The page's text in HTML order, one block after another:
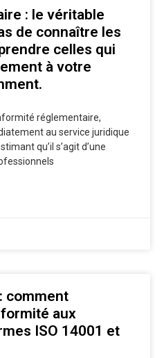
: le véritable
de connaître les
celles qui
à votre
réglementaire,
au service juridique
qu’il s’agit d’une
comment
aux
ISO 14001 et